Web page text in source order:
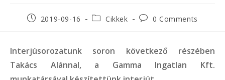
Post2019-09-16
PostCikkek
Post0 Comments
Interjúsorozatunk soron következő részében
Takács Alánnal, a Gamma Ingatlan Kft.